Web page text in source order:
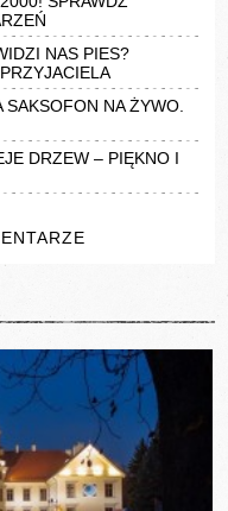
NAS PIES?
NA ŻYWO.
DRZEW – PIĘKNO I